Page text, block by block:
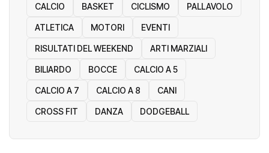
CALCIO BASKET CICLISMO PALLAVOLO
ATLETICA MOTORI EVENTI
RISULTATI DEL WEEKEND ARTI MARZIALI
BILIARDO BOCCE CALCIO A 5
CALCIO A 7 CALCIO A 8 CANI
CROSS FIT DANZA DODGEBALL